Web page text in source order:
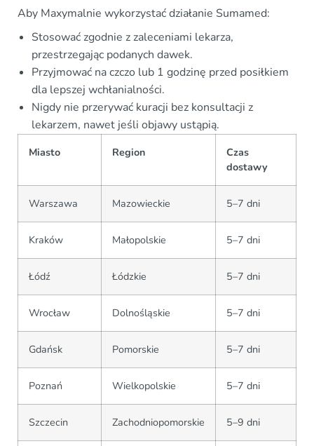
Aby Maxymalnie wykorzystać działanie Sumamed:
Stosować zgodnie z zaleceniami lekarza,
przestrzegając podanych dawek.
Przyjmować na czczo lub 1 godzinę przed posiłkiem
dla lepszej wchłanialności.
Nigdy nie przerywać kuracji bez konsultacji z
lekarzem, nawet jeśli objawy ustąpią.
Miasto Region
Czas
dostawy
Warszawa Mazowieckie 5–7 dni
Kraków Małopolskie 5–7 dni
Łódź Łódzkie 5–7 dni
Wrocław Dolnośląskie 5–7 dni
Gdańsk Pomorskie 5–7 dni
Poznań Wielkopolskie 5–7 dni
Szczecin Zachodniopomorskie 5–9 dni